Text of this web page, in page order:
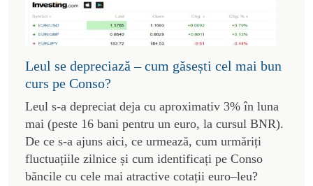
Leul se depreciază – cum găsești cel mai bun
curs pe Conso?
Leul s-a depreciat deja cu aproximativ 3% în luna
mai (peste 16 bani pentru un euro, la cursul BNR).
De ce s-a ajuns aici, ce urmează, cum urmăriți
fluctuațiile zilnice și cum identificați pe Conso
băncile cu cele mai atractive cotații euro–leu?